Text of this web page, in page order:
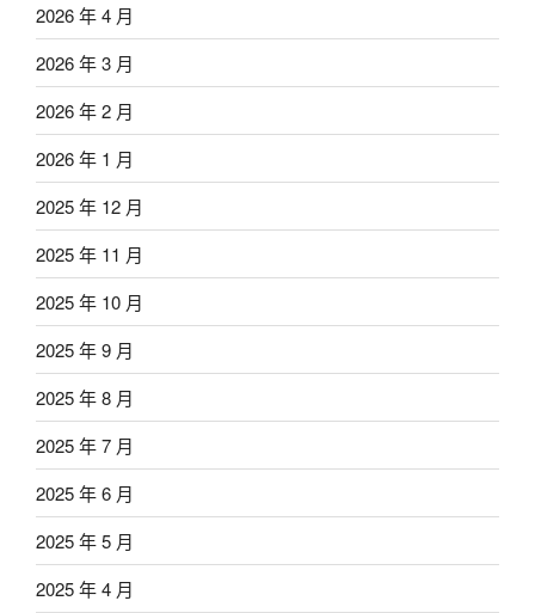
2026 年 4 月
2026 年 3 月
2026 年 2 月
2026 年 1 月
2025 年 12 月
2025 年 11 月
2025 年 10 月
2025 年 9 月
2025 年 8 月
2025 年 7 月
2025 年 6 月
2025 年 5 月
2025 年 4 月